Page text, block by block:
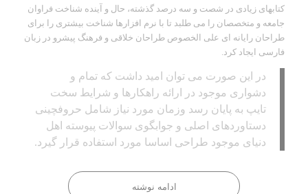
کتابهای زیادی در شصت و سه درصد گذشته، حال و آینده شناخت فراوان
جامعه و متخصصان را می طلبد تا با نرم افزارها شناخت بیشتری را برای
طراحان رایانه ای علی الخصوص طراحان خلاقی و فرهنگ پیشرو در زبان
فارسی ایجاد کرد.
در این صورت می توان امید داشت که تمام و
دشواری موجود در ارائه راهکارها و شرایط سخت
تایپ به پایان رسد وزمان مورد نیاز شامل حروفچینی
دستاوردهای اصلی و جوابگوی سوالات پیوسته اهل
دنیای موجود طراحی اساسا مورد استفاده قرار گیرد.
ادامه نوشته